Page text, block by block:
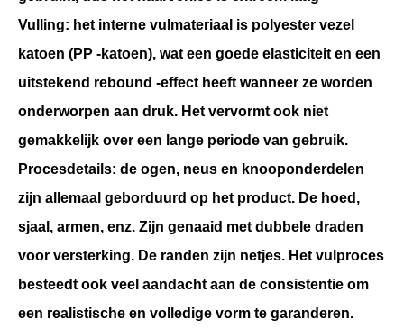
Vulling: het interne vulmateriaal is polyester vezel
katoen (PP -katoen), wat een goede elasticiteit en een
uitstekend rebound -effect heeft wanneer ze worden
onderworpen aan druk. Het vervormt ook niet
gemakkelijk over een lange periode van gebruik.
Procesdetails: de ogen, neus en knooponderdelen
zijn allemaal geborduurd op het product. De hoed,
sjaal, armen, enz. Zijn genaaid met dubbele draden
voor versterking. De randen zijn netjes. Het vulproces
besteedt ook veel aandacht aan de consistentie om
een realistische en volledige vorm te garanderen.